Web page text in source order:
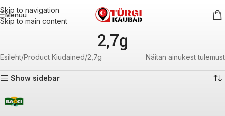
Skip to navigation
Skip to main content
Menüü
2,7g
Esileht Product Kiudained 2,7g Näitan ainukest tulemust
Show sidebar